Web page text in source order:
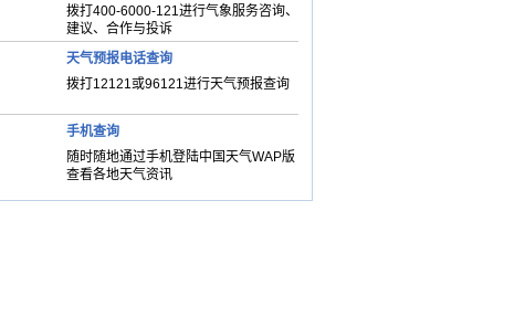
拨打400-6000-121进行气象服务咨询、
建议、合作与投诉
天气预报电话查询
拨打12121或96121进行天气预报查询
手机查询
随时随地通过手机登陆中国天气WAP版
查看各地天气资讯